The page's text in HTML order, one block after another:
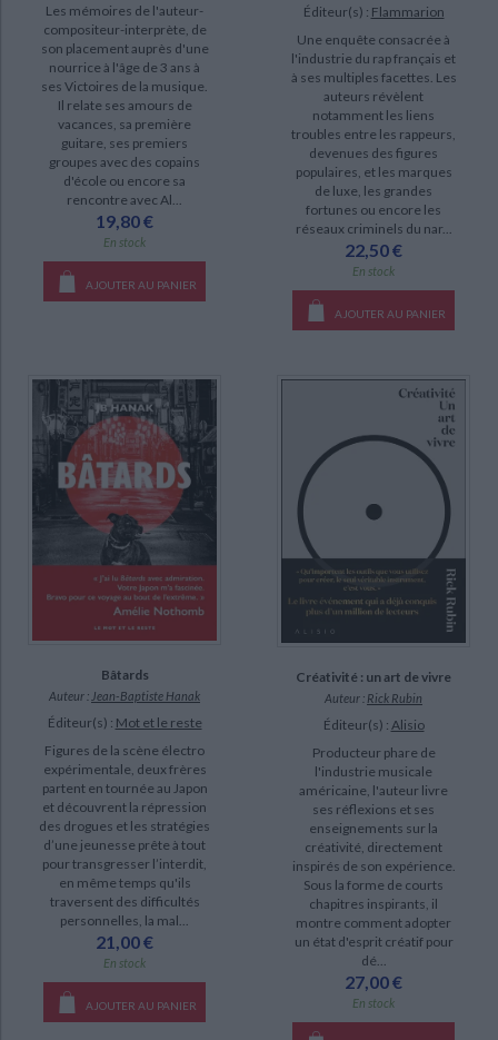
Les mémoires de l'auteur-
compositeur-interprète, de
son placement auprès d'une
nourrice à l'âge de 3 ans à
ses Victoires de la musique.
Il relate ses amours de
vacances, sa première
guitare, ses premiers
groupes avec des copains
d'école ou encore sa
rencontre avec Al...
19,80 €
En stock
AJOUTER AU PANIER
Éditeur(s) : Flammarion
Une enquête consacrée à
l'industrie du rap français et
à ses multiples facettes. Les
auteurs révèlent
notamment les liens
troubles entre les rappeurs,
devenues des figures
populaires, et les marques
de luxe, les grandes
fortunes ou encore les
réseaux criminels du nar...
22,50 €
En stock
AJOUTER AU PANIER
Bâtards
Auteur : Jean-Baptiste Hanak
Éditeur(s) : Mot et le reste
Figures de la scène électro
expérimentale, deux frères
partent en tournée au Japon
et découvrent la répression
des drogues et les stratégies
d’une jeunesse prête à tout
pour transgresser l’interdit,
en même temps qu'ils
traversent des difficultés
personnelles, la mal...
21,00 €
En stock
AJOUTER AU PANIER
Créativité : un art de vivre
Auteur : Rick Rubin
Éditeur(s) : Alisio
Producteur phare de
l'industrie musicale
américaine, l'auteur livre
ses réflexions et ses
enseignements sur la
créativité, directement
inspirés de son expérience.
Sous la forme de courts
chapitres inspirants, il
montre comment adopter
un état d'esprit créatif pour
dé...
27,00 €
En stock